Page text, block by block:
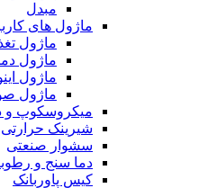
مبدل
ماژول های
ماژول
ماژول
ماژول
ماژول
میکروسکوپ و
شیرینک حرارتی
سشوار صنعتی
دما سنج و
کیس پاوربانک